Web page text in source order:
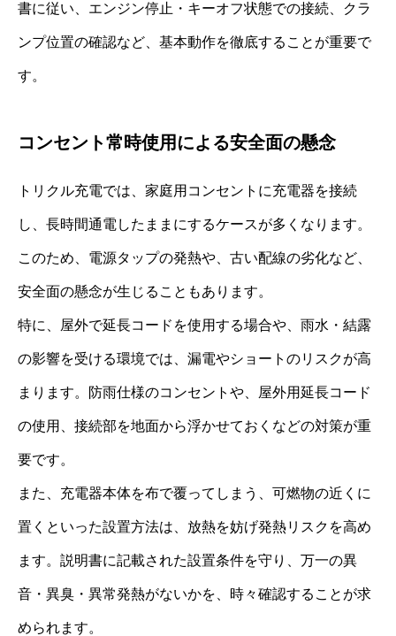
書に従い、エンジン停止・キーオフ状態での接続、クラ
ンプ位置の確認など、基本動作を徹底することが重要で
す。
コンセント常時使用による安全面の懸念
トリクル充電では、家庭用コンセントに充電器を接続
し、長時間通電したままにするケースが多くなります。
このため、電源タップの発熱や、古い配線の劣化など、
安全面の懸念が生じることもあります。
特に、屋外で延長コードを使用する場合や、雨水・結露
の影響を受ける環境では、漏電やショートのリスクが高
まります。防雨仕様のコンセントや、屋外用延長コード
の使用、接続部を地面から浮かせておくなどの対策が重
要です。
また、充電器本体を布で覆ってしまう、可燃物の近くに
置くといった設置方法は、放熱を妨げ発熱リスクを高め
ます。説明書に記載された設置条件を守り、万一の異
音・異臭・異常発熱がないかを、時々確認することが求
められます。